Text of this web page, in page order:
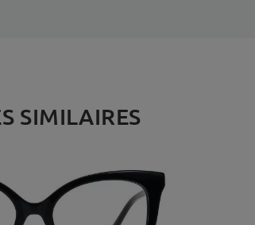
SIMILAIRES